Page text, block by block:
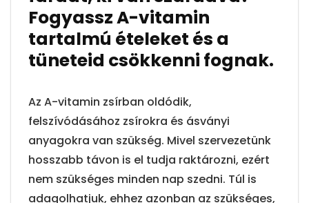
Fogyassz A-vitamin
tartalmú ételeket és a
tüneteid csökkenni fognak.
Az A-vitamin zsírban oldódik,
felszívódásához zsírokra és ásványi
anyagokra van szükség. Mivel szervezetünk
hosszabb távon is el tudja raktározni, ezért
nem szükséges minden nap szedni. Túl is
adagolhatjuk, ehhez azonban az szükséges,